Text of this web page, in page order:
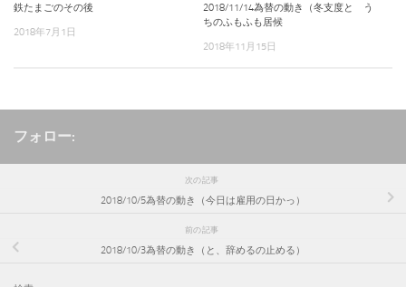
鉄たまごのその後
2018年7月1日
2018/11/14為替の動き（冬支度と う
ちのふもふも居候
2018年11月15日
フォロー:
次の記事
2018/10/5為替の動き（今日は雇用の日かっ）
前の記事
2018/10/3為替の動き（と、辞めるの止める）